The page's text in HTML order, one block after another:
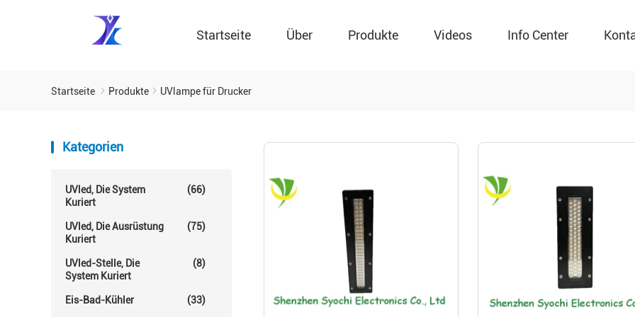
Startseite Über Produkte Videos Info Center
Startseite Produkte UVlampe für Drucker
Kategorien
UVled, Die System
Kuriert
(66)
UVled, Die Ausrüstung
Kuriert
(75)
UVled-Stelle, Die
System Kuriert
(8)
Eis-Bad-Kühler (33)